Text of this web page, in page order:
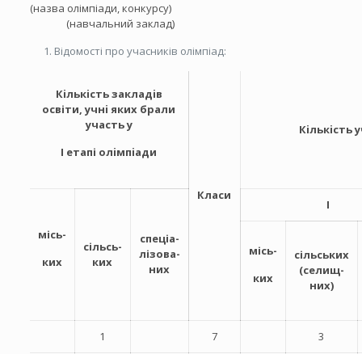
(назва олімпіади, конкурсу)
(навчальний заклад)
Відомості про учасників олімпіад:
Кiлькiсть закладiв
освіти, учнi яких брали
участь у
І етапі олiмпiади
Класи
Кiлькiсть
місь-
ких
сільсь-
ких
спеціа-
лізова-
них
I
місь-
ких
сільських
(селищ-
них)
1 7 3